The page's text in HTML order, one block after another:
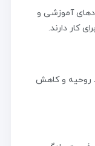
آموزشی و
کار دارند.
روحیه و کاهش